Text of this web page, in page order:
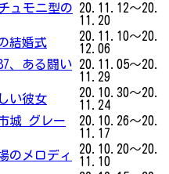
ュモニ型の
20.11.12～20.
11.20
結婚式
20.11.10～20.
12.06
、ある闘い
20.11.05～20.
11.29
い彼女
20.10.30～20.
11.24
城 グレー
20.10.26～20.
11.17
のメロディ
20.10.20～20.
11.10